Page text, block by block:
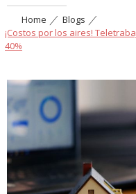
Home|Blogs|
¡Costos por los aires!
40%